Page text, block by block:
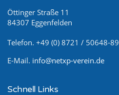
Öttinger Straße 11
84307 Eggenfelden
Telefon. +49 (0) 8721 / 50648-89
E-Mail. info@netxp-verein.de
Schnell Links